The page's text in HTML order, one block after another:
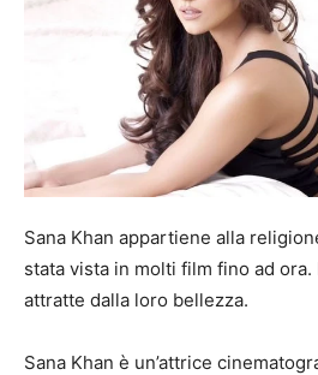
Sana Khan appartiene alla
stata vista in molti film fino ad
attratte dalla loro bellezza.
Sana Khan è un’attrice